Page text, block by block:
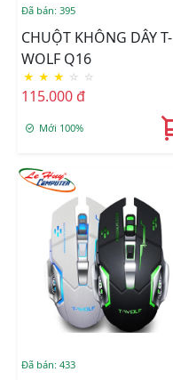
Đã bán: 395
CHUỘT KHÔNG DÂY T-
WOLF Q16
★ ★ ★ ☆ ☆
115.000 đ
Mới 100%
Đã bán: 433